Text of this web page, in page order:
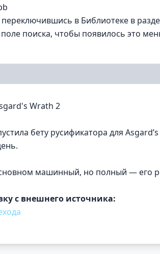
переключившись в Библиотеке в
поиска, чтобы появилось это
Wrath 2
бету русификатора для
машинный, но полный — его
с внешнего источника: